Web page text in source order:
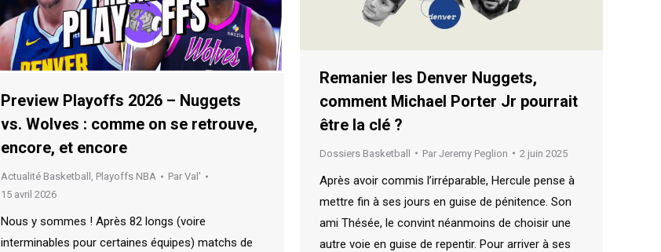
Preview Playoffs 2026 – Nuggets
vs. Wolves : comme on se retrouve,
encore, et encore
Actualité Basketball , Playoffs NBA Par Val'
15 avril 2026
Nous y sommes ! Après 82 longs (voire
interminables pour certaines équipes) matchs de
Remanier les Denver Nuggets,
comment Michael Porter Jr pourrait
être la clé ?
Dossiers Basketball Par Jeremy Peglion 2 juin 2025
Après avoir commis l’irréparable, Hercule pense à
mettre fin à ses jours en guise de pénitence. Son
ami Thésée, le convint néanmoins de choisir une
autre voie en guise de repentir. Pour arriver à ses